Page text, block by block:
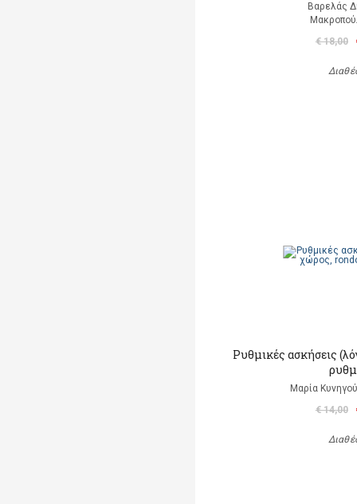
Βαρελάς
€ 18,00
Ρυθμικές ασκήσεις
Μαρία
€ 14,00